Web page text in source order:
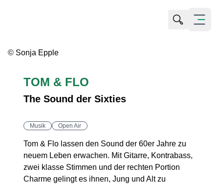
Suche
Menü
© Sonja Epple
TOM & FLO
The Sound der Sixties
Musik Open Air
Tom & Flo lassen den Sound der 60er Jahre zu
neuem Leben erwachen. Mit Gitarre, Kontrabass,
zwei klasse Stimmen und der rechten Portion
Charme gelingt es ihnen, Jung und Alt zu